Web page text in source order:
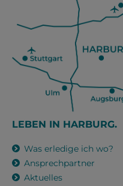
LEBEN IN HARBURG.
Was erledige ich wo?
Ansprechpartner
Aktuelles